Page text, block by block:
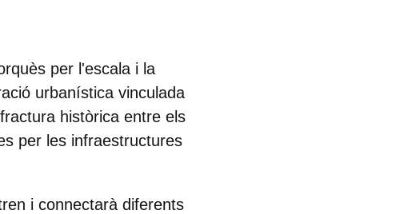
per l'escala i la
urbanística vinculada
històrica entre els
per les infraestructures
i connectarà diferents